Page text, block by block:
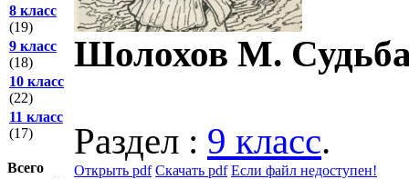
8 класс
(19)
9 класс
(18)
10 класс
(22)
11 класс
(17)
Всего
Шолохов М. Судьба
Раздел : 9 класс.
Открыть pdf Скачать pdf Если файл недоступен!